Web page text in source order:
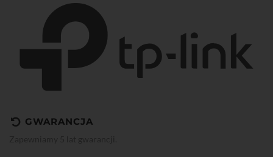
GWARANCJA